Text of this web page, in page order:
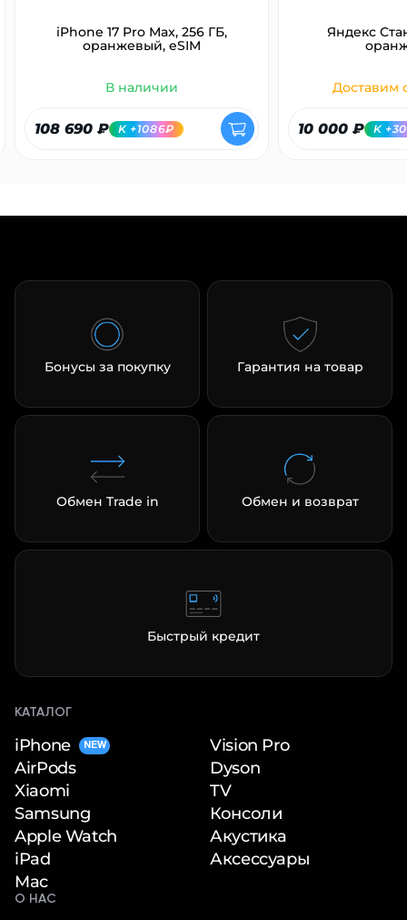
iPhone 17 Pro Max, 256 ГБ,
оранжевый, eSIM
В наличии
108 690 ₽ K +1086₽
Яндекс
Доставим
10 000 ₽ K
Бонусы за покупку Гарантия на товар
Обмен Trade in Обмен и возврат
Быстрый кредит
КАТАЛОГ
iPhone NEW
AirPods
Xiaomi
Samsung
Apple Watch
iPad
Mac
Vision Pro
Dyson
TV
Консоли
Акустика
Аксессуары
О НАС